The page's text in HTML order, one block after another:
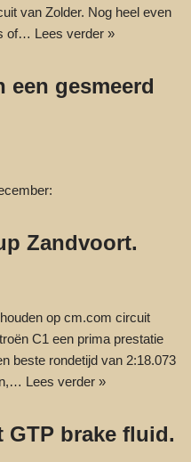
van Zolder. Nog heel even
of… Lees verder »
een gesmeerd
Zandvoort.
op cm.com circuit
C1 een prima prestatie
beste rondetijd van 2:18.073
Lees verder »
GTP brake fluid.